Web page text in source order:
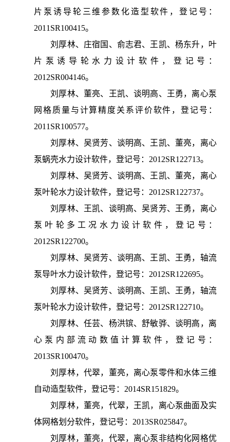
片泵诱导轮三维参数化造型软件，登记号：
2011SR100415。
刘厚林、庄宿国、俞志君、王凯、杨东升，叶
片泵诱导轮水力设计软件，登记号：
2012SR004146。
刘厚林、董亮、王凯、谈明高、王勇，离心泵
网格质量与计算精度关系评价软件，登记号：
2011SR100577。
刘厚林、吴贤芳、谈明高、王凯、董亮，离心
泵蜗壳水力设计软件，登记号：2012SR122713。
刘厚林、吴贤芳、谈明高、王凯、董亮，离心
泵叶轮水力设计软件，登记号：2012SR122737。
刘厚林、王凯、谈明高、吴贤芳、王勇，离心
泵叶轮多工况水力设计软件，登记号：
2012SR122700。
刘厚林、吴贤芳、谈明高、王凯、王勇，轴流
泵导叶水力设计软件，登记号：2012SR122695。
刘厚林、吴贤芳、谈明高、王凯、王勇，轴流
泵叶轮水力设计软件，登记号：2012SR122710。
刘厚林、任芸、杨洪镔、舒敏骅、谈明高，离
心泵内部流动数值计算软件，登记号：
2013SR100470。
刘厚林，代翠，董亮，离心泵零件和水体三维
自动造型软件，登记号：2014SR151829。
刘厚林，董亮，代翠，王凯，离心泵曲面及实
体网格划分软件，登记号：2013SR025847。
刘厚林，董亮，代翠，离心泵非结构化网格优